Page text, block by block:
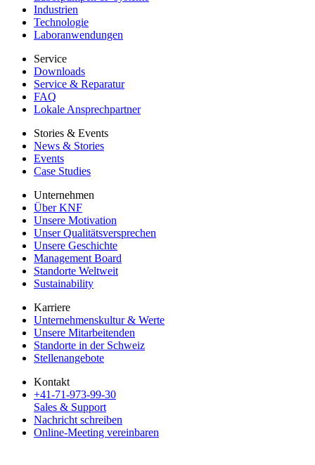
Industrien
Technologie
Laboranwendungen
Service
Downloads
Service & Reparatur
FAQ
Lokale Ansprechpartner
Stories & Events
News & Stories
Events
Case Studies
Unternehmen
Über KNF
Unsere Motivation
Unser Qualitätsversprechen
Unsere Geschichte
Management Board
Standorte Weltweit
Sustainability
Karriere
Unternehmenskultur & Werte
Unsere Mitarbeitenden
Standorte in der Schweiz
Stellenangebote
Kontakt
+41-71-973-99-30
Sales & Support
Nachricht schreiben
Online-Meeting vereinbaren